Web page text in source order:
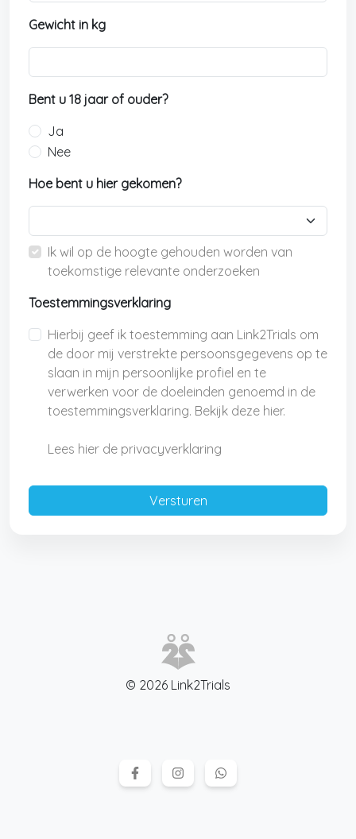
Gewicht in kg
Bent u 18 jaar of ouder?
Ja
Nee
Hoe bent u hier gekomen?
Ik wil op de hoogte gehouden worden van
toekomstige relevante onderzoeken
Toestemmingsverklaring
Hierbij geef ik toestemming aan Link2Trials om
de door mij verstrekte persoonsgegevens op te
slaan in mijn persoonlijke profiel en te
verwerken voor de doeleinden genoemd in de
toestemmingsverklaring. Bekijk deze hier.
Lees hier de privacyverklaring
© 2026 Link2Trials